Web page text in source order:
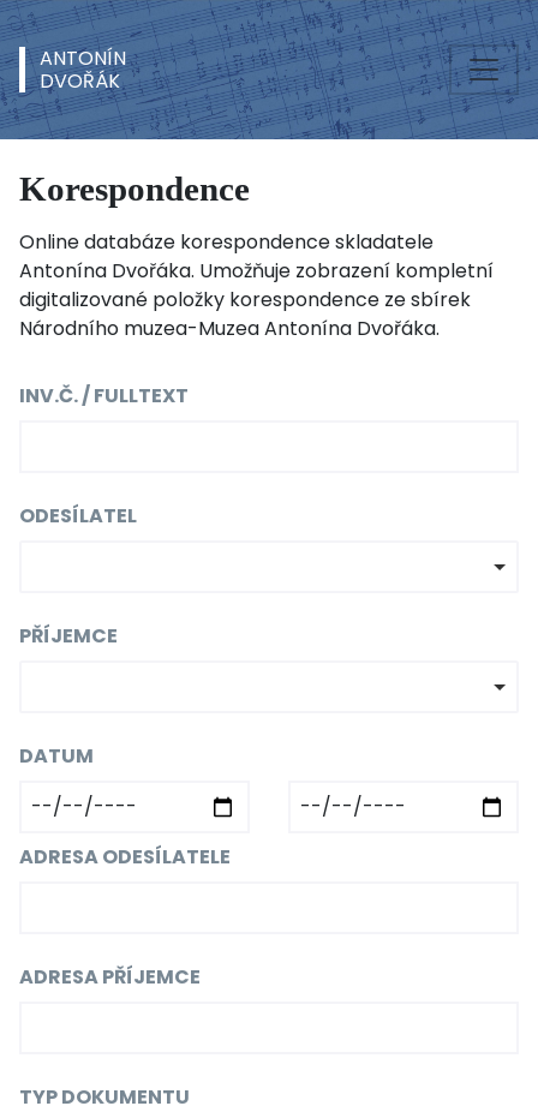
ANTONÍN
DVOŘÁK
Korespondence
Online databáze korespondence skladatele
Antonína Dvořáka. Umožňuje zobrazení kompletní
digitalizované položky korespondence ze sbírek
Národního muzea-Muzea Antonína Dvořáka.
INV.Č. / FULLTEXT
ODESÍLATEL
PŘÍJEMCE
DATUM
ADRESA ODESÍLATELE
ADRESA PŘÍJEMCE
TYP DOKUMENTU